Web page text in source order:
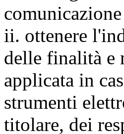
ii. ottenere
delle finalità e
applicata in
strumenti
titolare, dei